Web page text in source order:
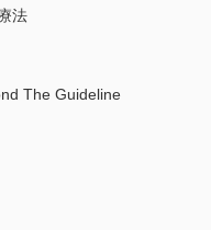
法
The Guideline